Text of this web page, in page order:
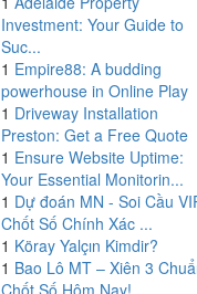
Investment: Your Guide to
Suc...
1 Empire88: A budding
powerhouse in Online Play
1 Driveway Installation
Preston: Get a Free Quote
1 Ensure Website Uptime:
Your Essential Monitorin...
1 Dự đoán MN - Soi Cầu
Chốt Số Chính Xác ...
1 Köray Yalçın Kimdir?
1 Bao Lô MT – Xiên 3
Chốt Số Hôm Nay!